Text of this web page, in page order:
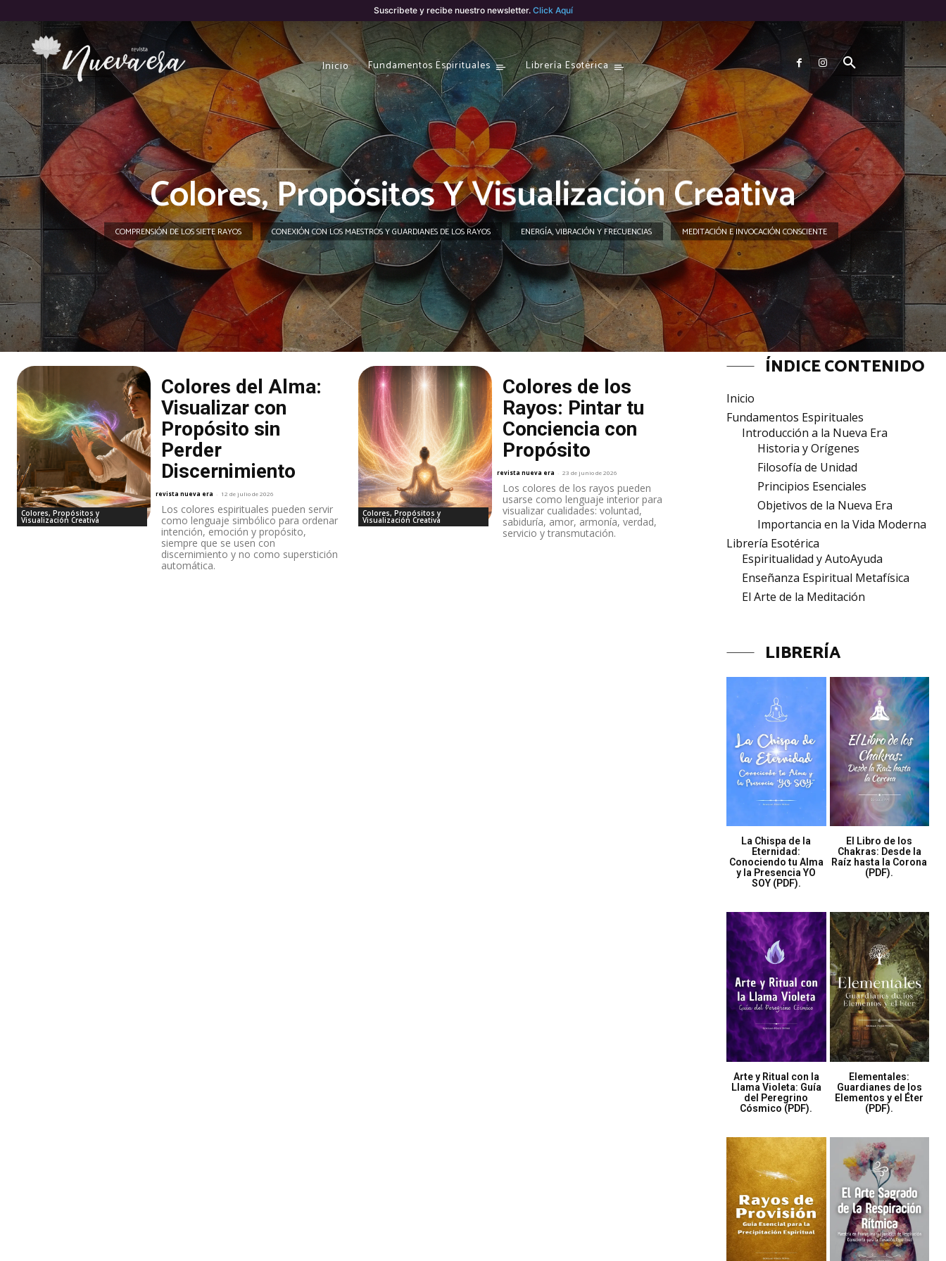
Suscribete y recibe nuestro newsletter. Click Aquí
Inicio Fundamentos Espirituales Librería Esotérica
Colores, Propósitos Y Visualización Creativa
COMPRENSIÓN DE LOS SIETE RAYOS CONEXIÓN CON LOS MAESTROS Y GUARDIANES DE LOS RAYOS ENERGÍA, VIBRACIÓN Y FRECUENCIAS MEDITACIÓN E INVOCACIÓN CONSCIENTE
Colores, Propósitos y
Visualización Creativa
Colores del Alma:
Visualizar con
Propósito sin
Perder
Discernimiento
revista nueva era - 12 de julio de 2026
Los colores espirituales pueden servir
como lenguaje simbólico para ordenar
intención, emoción y propósito,
siempre que se usen con
discernimiento y no como superstición
automática.
Colores, Propósitos y
Visualización Creativa
Colores de los
Rayos: Pintar tu
Conciencia con
Propósito
revista nueva era - 23 de junio de 2026
Los colores de los rayos pueden
usarse como lenguaje interior para
visualizar cualidades: voluntad,
sabiduría, amor, armonía, verdad,
servicio y transmutación.
ÍNDICE CONTENIDO
Inicio
Fundamentos Espirituales
Introducción a la Nueva Era
Historia y Orígenes
Filosofía de Unidad
Principios Esenciales
Objetivos de la Nueva Era
Importancia en la Vida Moderna
Librería Esotérica
Espiritualidad y AutoAyuda
Enseñanza Espiritual Metafísica
El Arte de la Meditación
LIBRERÍA
La Chispa de la
Eternidad:
Conociendo tu Alma
y la Presencia YO
SOY (PDF).
El Libro de los
Chakras: Desde la
Raíz hasta la Corona
(PDF).
Arte y Ritual con la
Llama Violeta: Guía
del Peregrino
Cósmico (PDF).
Elementales:
Guardianes de los
Elementos y el Éter
(PDF).